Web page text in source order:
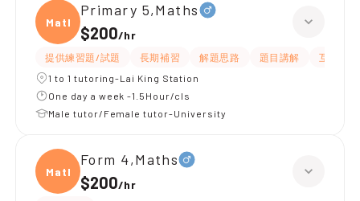
Maths
Primary 5,Maths
$200/hr
提供練習題/試題 長期補習 解題思路 題目講解
互動教學
1 to 1 tutoring-Lai King Station
One day a week -1.5Hour/cls
Male tutor/Female tutor-University
Maths
Form 4,Maths
$200/hr